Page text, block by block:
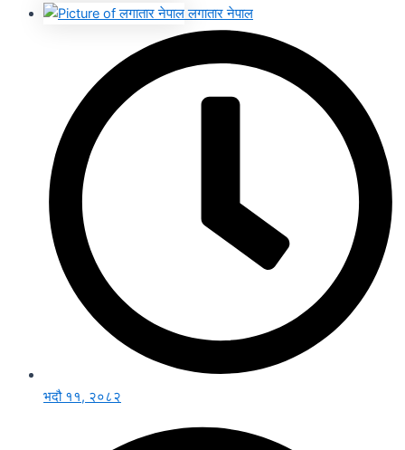
लगातार नेपाल
भदौ ११, २०८२